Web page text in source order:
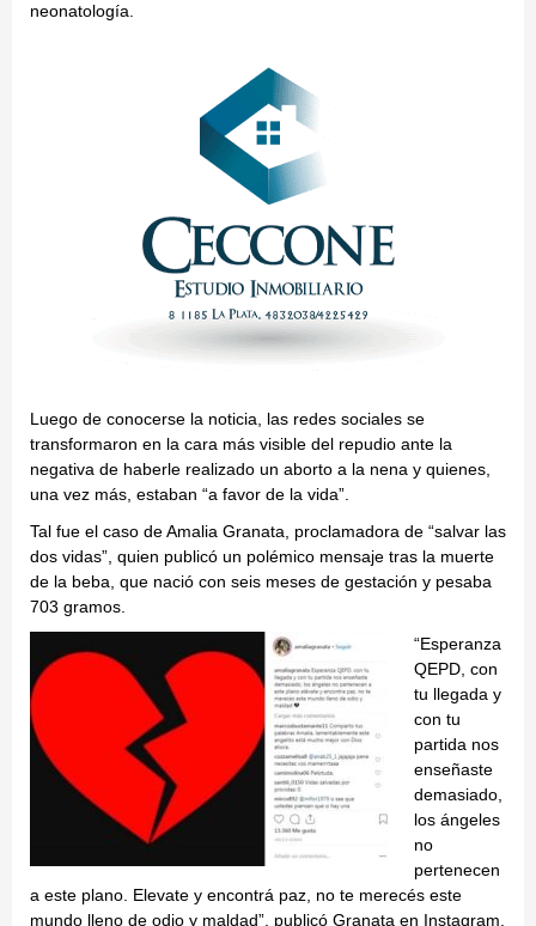
neonatología.
Luego de conocerse la noticia, las redes sociales se
transformaron en la cara más visible del repudio ante la
negativa de haberle realizado un aborto a la nena y quienes,
una vez más, estaban “a favor de la vida”.
Tal fue el caso de Amalia Granata, proclamadora de “salvar las
dos vidas”, quien publicó un polémico mensaje tras la muerte
de la beba, que nació con seis meses de gestación y pesaba
703 gramos.
“Esperanza
QEPD, con
tu llegada y
con tu
partida nos
enseñaste
demasiado,
los ángeles
no
pertenecen
a este plano. Elevate y encontrá paz, no te merecés este
mundo lleno de odio y maldad”, publicó Granata en Instagram.